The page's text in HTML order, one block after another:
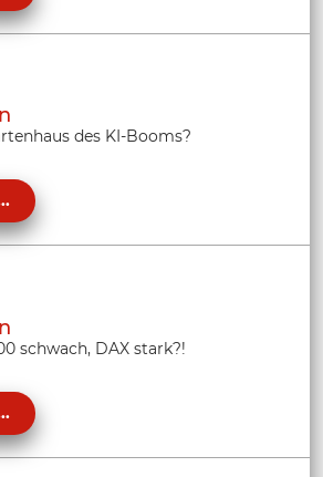
des KI-Booms?
schwach, DAX stark?!